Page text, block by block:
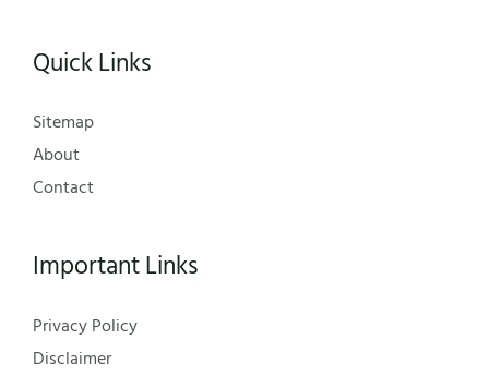
Quick Links
Sitemap
About
Contact
Important Links
Privacy Policy
Disclaimer